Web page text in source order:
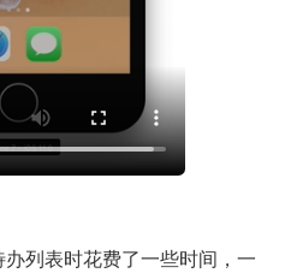
列表时花费了一些时间，一